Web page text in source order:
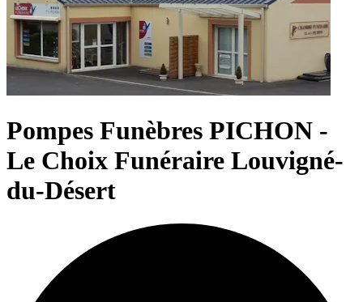
Pompes Funèbres PICHON -
Le Choix Funéraire Louvigné-
du-Désert